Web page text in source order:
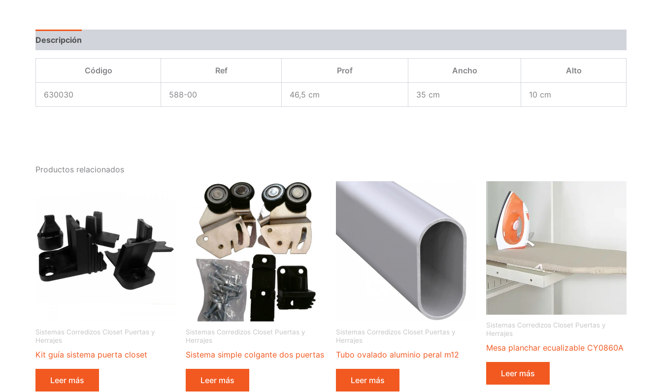
Descripción
Código Ref Prof Ancho Alto
630030 588-00 46,5 cm 35 cm 10 cm
Productos relacionados
Sistemas Corredizos Closet Puertas y
Herrajes
Kit guía sistema puerta closet
Leer más
Sistemas Corredizos Closet Puertas y
Herrajes
Sistema simple colgante dos puertas
Leer más
Sistemas Corredizos Closet Puertas y
Herrajes
Tubo ovalado aluminio peral m12
Leer más
Sistemas Corredizos Closet Puertas y
Herrajes
Mesa planchar ecualizable CY0860A
Leer más